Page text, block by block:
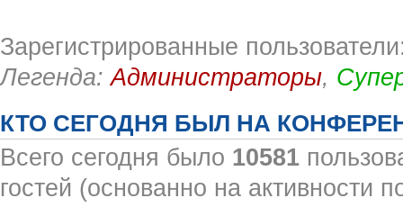
Зарегистрированные
Легенда:Администраторы,
КТО СЕГОДНЯ БЫЛ НА
Всего сегодня было 10581
гостей (основанно на активности